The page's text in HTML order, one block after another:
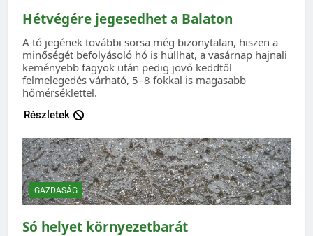
Hétvégére jegesedhet a Balaton
A tó jegének további sorsa még bizonytalan, hiszen a
minőségét befolyásoló hó is hullhat, a vasárnap hajnali
keményebb fagyok után pedig jövő keddtől
felmelegedés várható, 5–8 fokkal is magasabb
hőmérséklettel.
Részletek
GAZDASÁG
Só helyet környezetbarát